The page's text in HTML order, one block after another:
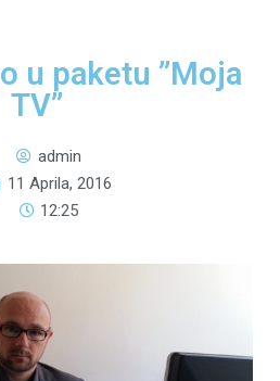
u paketu ”Moja
TV”
admin
11 Aprila, 2016
12:25